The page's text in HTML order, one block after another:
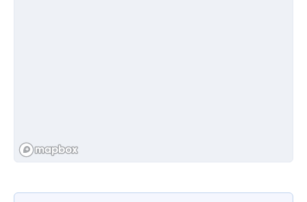
Гегардаванк. Оружие римского центуриона
Лонгианоса, святая реликвия Гегард,
сейчас хранится в Первопрестольном